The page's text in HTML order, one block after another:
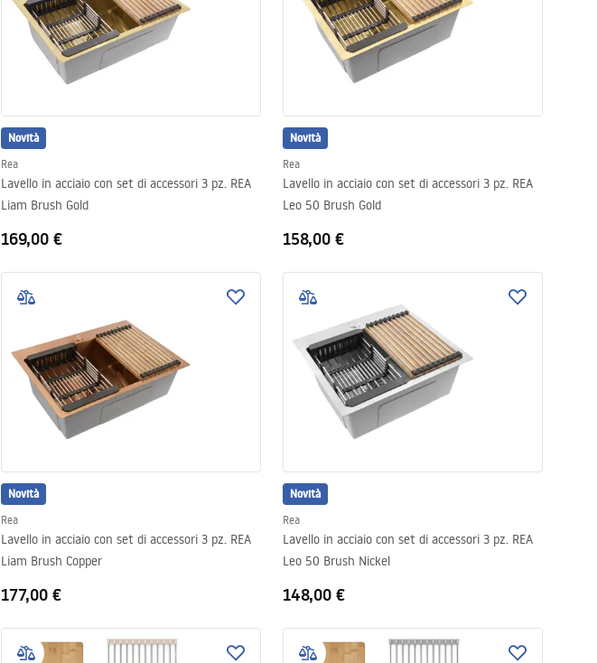
Novità
Rea
Lavello in acciaio con set di accessori 3 pz. REA
Liam Brush Gold
169,00 €
Novità
Rea
Lavello in acciaio con set di accessori 3 pz. REA
Leo 50 Brush Gold
158,00 €
Novità
Rea
Lavello in acciaio con set di accessori 3 pz. REA
Liam Brush Copper
177,00 €
Novità
Rea
Lavello in acciaio con set di accessori 3 pz. REA
Leo 50 Brush Nickel
148,00 €